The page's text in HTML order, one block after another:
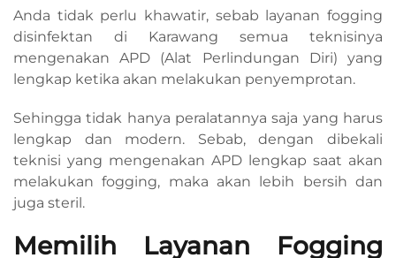
Anda tidak perlu khawatir, sebab layanan fogging
disinfektan di Karawang semua teknisinya
mengenakan APD (Alat Perlindungan Diri) yang
lengkap ketika akan melakukan penyemprotan.
Sehingga tidak hanya peralatannya saja yang harus
lengkap dan modern. Sebab, dengan dibekali
teknisi yang mengenakan APD lengkap saat akan
melakukan fogging, maka akan lebih bersih dan
juga steril.
Memilih Layanan Fogging